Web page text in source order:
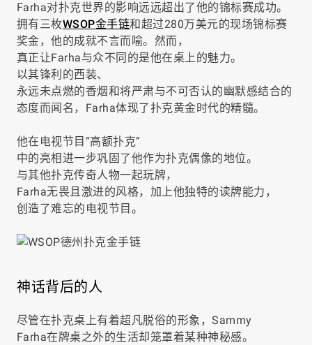
Farha对扑克世界的影响远远超出了他的锦标赛成功。
拥有三枚WSOP金手链和超过280万美元的现场锦标赛
奖金，他的成就不言而喻。然而，
真正让Farha与众不同的是他在桌上的魅力。
以其锋利的西装、
永远未点燃的香烟和将严肃与不可否认的幽默感结合的
态度而闻名，Farha体现了扑克黄金时代的精髓。
他在电视节目“高额扑克”
中的亮相进一步巩固了他作为扑克偶像的地位。
与其他扑克传奇人物一起玩牌，
Farha无畏且激进的风格，加上他独特的读牌能力，
创造了难忘的电视节目。
神话背后的人
尽管在扑克桌上有着超凡脱俗的形象，Sammy
Farha在牌桌之外的生活却笼罩着某种神秘感。